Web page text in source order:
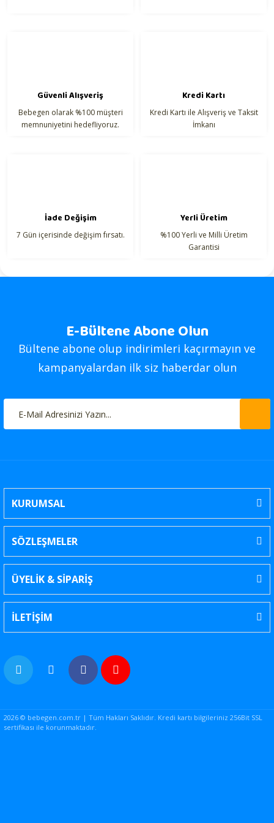
Güvenli Alışveriş
Bebegen olarak %100 müşteri
memnuniyetini hedefliyoruz.
Kredi Kartı
Kredi Kartı ile Alışveriş ve Taksit
İmkanı
İade Değişim
7 Gün içerisinde değişim fırsatı.
Yerli Üretim
%100 Yerli ve Milli Üretim
Garantisi
E-Bültene Abone Olun
Bültene abone olup indirimleri kaçırmayın ve
kampanyalardan ilk siz haberdar olun
KURUMSAL
SÖZLEŞMELER
ÜYELİK & SİPARİŞ
İLETİŞİM
2026 © bebegen.com.tr | Tüm Hakları Saklıdır. Kredi kartı bilgileriniz 256Bit SSL
sertifikası ile korunmaktadır.